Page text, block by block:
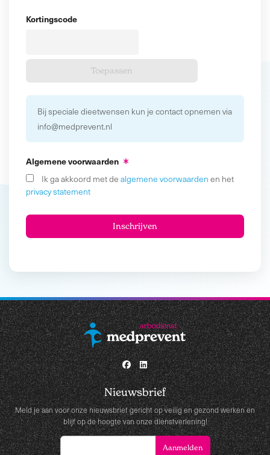
Kortingscode
Bij speciale dieetwensen kun je contact opnemen via
info@medprevent.nl
Algemene voorwaarden
Ik ga akkoord met de algemene voorwaarden en het
privacy statement
Nieuwsbrief
Meld je aan voor onze nieuwsbrief gericht op veilig en gezond werken en
blijf op de hoogte van onze dienstverlening!